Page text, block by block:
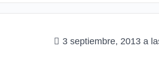
3 septiembre, 2013 a